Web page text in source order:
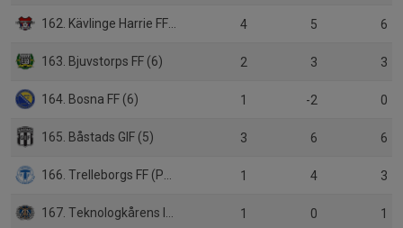
162. Kävlinge Harrie FF (5) 4 5 6
163. Bjuvstorps FF (6) 2 3 3
164. Bosna FF (6) 1 -2 0
165. Båstads GIF (5) 3 6 6
166. Trelleborgs FF (P19) 1 4 3
167. Teknologkårens IF LTH (6) 1 0 1